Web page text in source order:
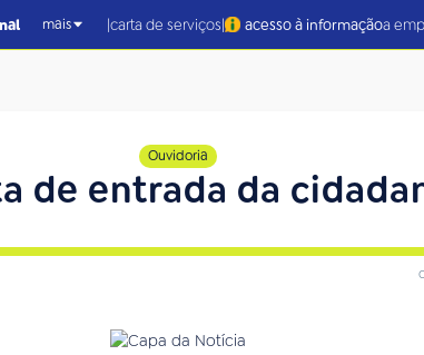
mais |carta de serviços| acesso à informaçãoa
Ouvidoria
de entrada da